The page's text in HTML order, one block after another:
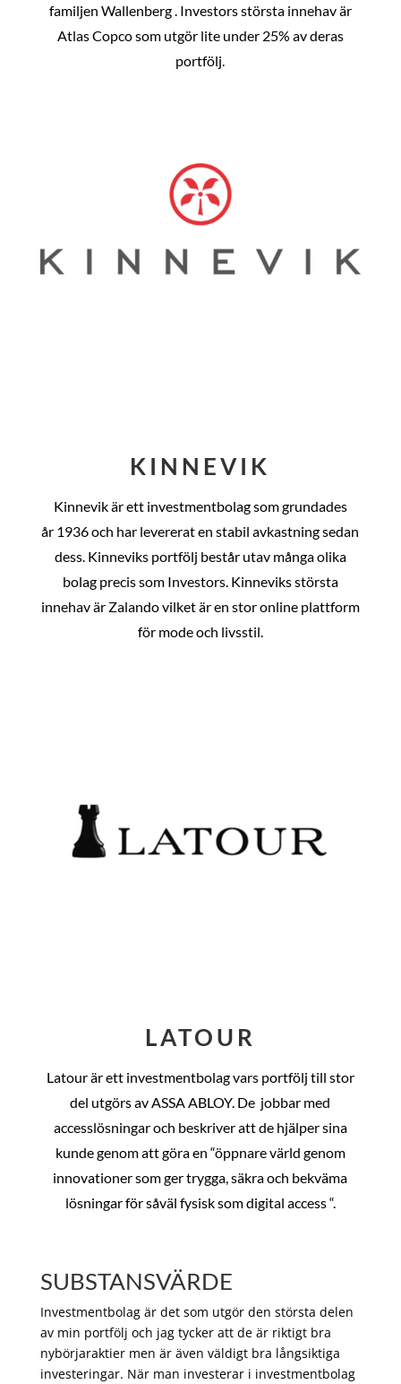
familjen Wallenberg . Investors största innehav är
Atlas Copco som utgör lite under 25% av deras
portfölj.
KINNEVIK
Kinnevik är ett investmentbolag som grundades
år 1936 och har levererat en stabil avkastning sedan
dess. Kinneviks portfölj består utav många olika
bolag precis som Investors. Kinneviks största
innehav är Zalando vilket är en stor online plattform
för mode och livsstil.
LATOUR
Latour är ett investmentbolag vars portfölj till stor
del utgörs av ASSA ABLOY. De jobbar med
accesslösningar och beskriver att de hjälper sina
kunde genom att göra en “öppnare värld genom
innovationer som ger trygga, säkra och bekväma
lösningar för såväl fysisk som digital access “.
SUBSTANSVÄRDE
Investmentbolag är det som utgör den största delen
av min portfölj och jag tycker att de är riktigt bra
nybörjaraktier men är även väldigt bra långsiktiga
investeringar. När man investerar i investmentbolag